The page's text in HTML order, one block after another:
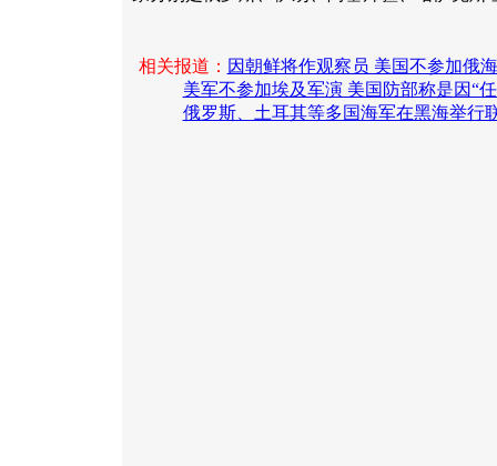
相关报道： 因朝鲜将作观察员 美国不参加俄
美军不参加埃及军演 美国防部称是因“
俄罗斯、土耳其等多国海军在黑海举行